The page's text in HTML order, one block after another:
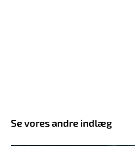
Se vores andre indlæg